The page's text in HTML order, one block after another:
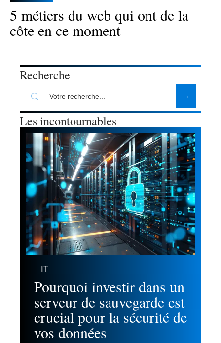
5 métiers du web qui ont de la
côte en ce moment
Recherche
Les incontournables
IT
Pourquoi investir dans un
serveur de sauvegarde est
crucial pour la sécurité de
vos données